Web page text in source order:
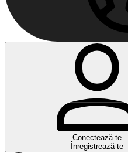
Conectează-te
Înregistrează-te